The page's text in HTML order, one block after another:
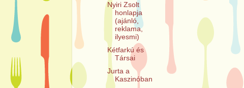
Nyiri Zsolt
honlapja
(ajánló,
reklama,
ilyesmi)
Kétfarkú és
Társai
Jurta a
Kaszinóban